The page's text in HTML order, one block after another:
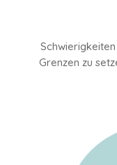
Grenzen zu